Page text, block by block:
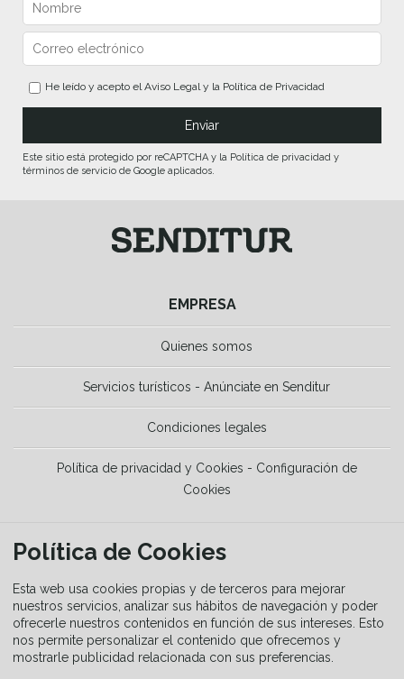
EMPRESA
Quienes somos
Servicios turísticos - Anúnciate en Senditur
Condiciones legales
Política de privacidad y Cookies - Configuración de
Cookies
HERRAMIENTAS
La Guía del senderista
Equipamiento
Guía de señalización
He leído y acepto el Aviso Legal y la Política de Privacidad
Este sitio está protegido por reCAPTCHA y la Política de privacidad y
términos de servicio de Google aplicados.
Política de Cookies
Esta web usa cookies propias y de terceros para mejorar
nuestros servicios, analizar sus hábitos de navegación y poder
ofrecerle nuestros contenidos en función de sus intereses. Esto
nos permite personalizar el contenido que ofrecemos y
mostrarle publicidad relacionada con sus preferencias.